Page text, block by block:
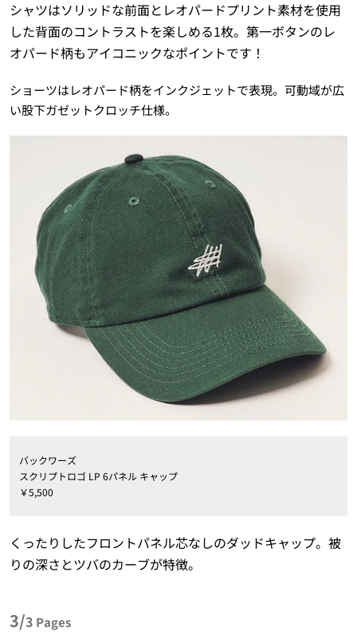
シャツはソリッドな前面とレオパードプリント素材を使用
した背面のコントラストを楽しめる1枚。第一ボタンのレ
オパード柄もアイコニックなポイントです！
ショーツはレオパード柄をインクジェットで表現。可動域が広
い股下ガゼットクロッチ仕様。
バックワーズ
スクリプトロゴ LP 6パネル キャップ
￥5,500
くったりしたフロントパネル芯なしのダッドキャップ。被
りの深さとツバのカーブが特徴。
3/3 Pages